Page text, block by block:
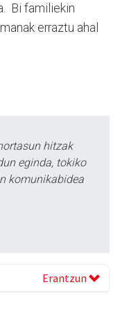
Bi familiekin
erraztu ahal
hitzak
eginda, tokiko
komunikabidea
Erantzun